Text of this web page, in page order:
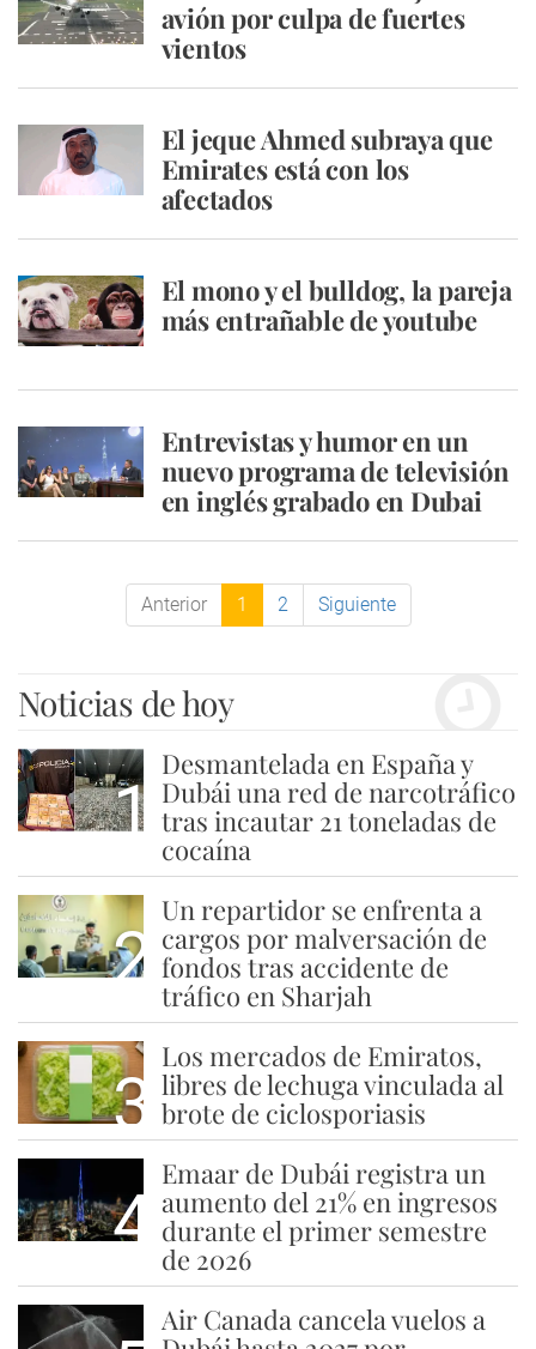
avión por culpa de fuertes
vientos
El jeque Ahmed subraya que
Emirates está con los
afectados
El mono y el bulldog, la pareja
más entrañable de youtube
Entrevistas y humor en un
nuevo programa de televisión
en inglés grabado en Dubai
Anterior 1 2 Siguiente
Noticias de hoy
1
Desmantelada en España y
Dubái una red de narcotráfico
tras incautar 21 toneladas de
cocaína
2
Un repartidor se enfrenta a
cargos por malversación de
fondos tras accidente de
tráfico en Sharjah
3
Los mercados de Emiratos,
libres de lechuga vinculada al
brote de ciclosporiasis
4
Emaar de Dubái registra un
aumento del 21% en ingresos
durante el primer semestre
de 2026
Air Canada cancela vuelos a